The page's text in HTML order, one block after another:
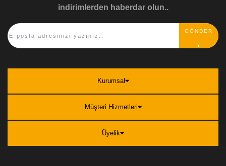
indirimlerden haberdar olun..
Kurumsal
Müşteri Hizmetleri
Üyelik